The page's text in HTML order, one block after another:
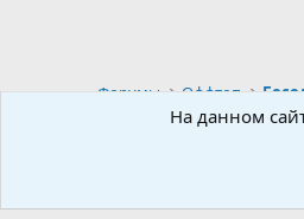
Форумы Оффтоп
На данном